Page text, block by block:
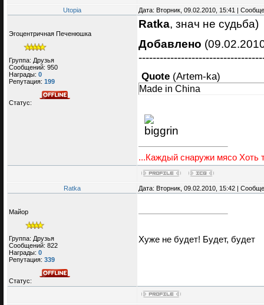
Utopia Дата: Вторник, 09.02.2010, 15:41 |
Эгоцентричная Печенюшка
Группа: Друзья
Сообщений: 950
Награды: 0
Репутация: 199
Статус:
Ratka, знач не судьба)
Добавлено
Quote (Artem-ka)
Made in China
...Каждый снаружи мясо Хоть
Ratka Дата: Вторник, 09.02.2010, 15:42 |
Майор
Группа: Друзья
Сообщений: 822
Награды: 0
Репутация: 339
Статус:
Хуже не будет! Будет, будет